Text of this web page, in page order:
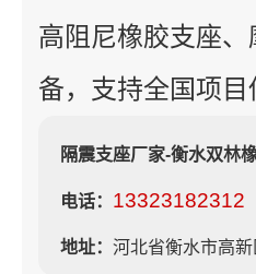
高阻尼橡胶支座
备，支持全国项目
隔震支座厂家-衡水双林
电话： 13323182312
地址： 河北省衡水市高